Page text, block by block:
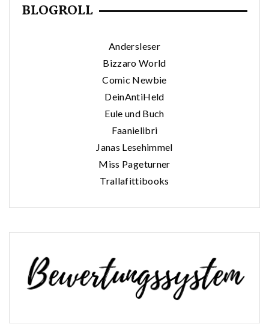
BLOGROLL
Andersleser
Bizzaro World
Comic Newbie
DeinAntiHeld
Eule und Buch
Faanielibri
Janas Lesehimmel
Miss Pageturner
Trallafittibooks